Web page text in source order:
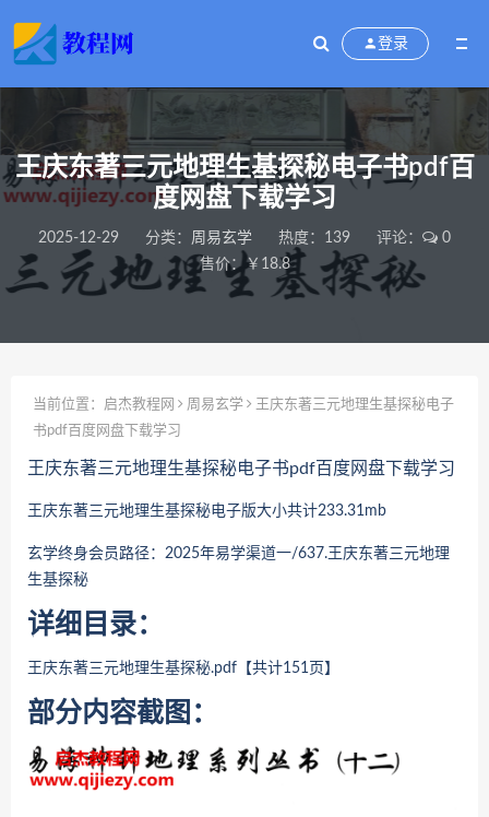
登录
王庆东著三元地理生基探秘电子书pdf百
度网盘下载学习
2025-12-29 分类： 周易玄学 热度：139 评论：
0
售价：￥18.8
当前位置： 启杰教程网 周易玄学
王庆东著三元地理生基探秘电子
书pdf百度网盘下载学习
王庆东著三元地理生基探秘电子书pdf百度网盘下载学习
王庆东著三元地理生基探秘电子版大小共计233.31mb
玄学终身会员路径：2025年易学渠道一/637.王庆东著三元地理
生基探秘
详细目录：
王庆东著三元地理生基探秘.pdf【共计151页】
部分内容截图：